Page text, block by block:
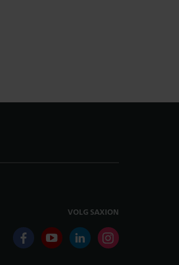
VOLG SAXION
facebookyoutubelinkedininstagram